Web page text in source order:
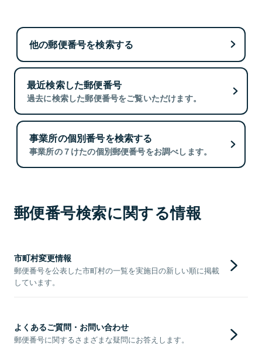
他の郵便番号を検索する
最近検索した郵便番号
過去に検索した郵便番号をご覧いただけます。
事業所の個別番号を検索する
事業所の７けたの個別郵便番号をお調べします。
郵便番号検索に関する情報
市町村変更情報
郵便番号を公表した市町村の一覧を実施日の新しい順に掲載
しています。
よくあるご質問・お問い合わせ
郵便番号に関するさまざまな疑問にお答えします。